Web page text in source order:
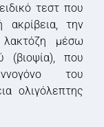
τεστ που
ακρίβεια, την
μέσω
(βιοψία), που
του
ολιγόλεπτης